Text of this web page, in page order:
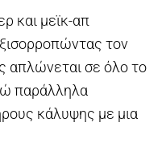
και μεϊκ-απ
τον
απλώνεται σε όλο το
παράλληλα
κάλυψης με μια